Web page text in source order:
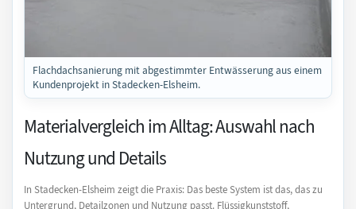
Flachdachsanierung mit abgestimmter Entwässerung aus einem
Kundenprojekt in Stadecken-Elsheim.
Materialvergleich im Alltag: Auswahl nach
Nutzung und Details
In Stadecken-Elsheim zeigt die Praxis: Das beste System ist das, das zu
Untergrund, Detailzonen und Nutzung passt. Flüssigkunststoff,